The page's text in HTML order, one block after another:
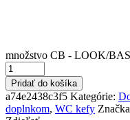
množstvo CB - LOOK/
Pridať do košíka
a74e2438c3f5 Kategórie:
doplnkom, WC kefy